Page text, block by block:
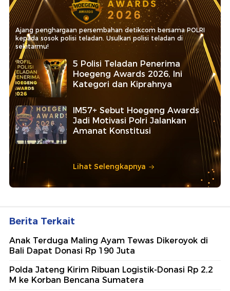
Ajang penghargaan persembahan detikcom bersama POLRI
kepada sosok polisi teladan. Usulkan polisi teladan di
sekitarmu!
5 Polisi Teladan Penerima
Hoegeng Awards 2026, Ini
Kategori dan Kiprahnya
IM57+ Sebut Hoegeng Awards
Jadi Motivasi Polri Jalankan
Amanat Konstitusi
Lihat Selengkapnya
Berita Terkait
Anak Terduga Maling Ayam Tewas Dikeroyok di
Bali Dapat Donasi Rp 190 Juta
Polda Jateng Kirim Ribuan Logistik-Donasi Rp 2,2
M ke Korban Bencana Sumatera